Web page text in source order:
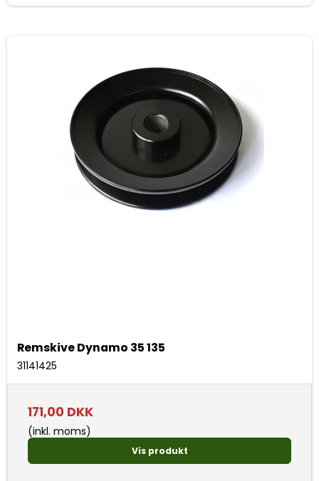
Remskive Dynamo 35 135
31141425
171,00 DKK
(inkl. moms)
Vis produkt